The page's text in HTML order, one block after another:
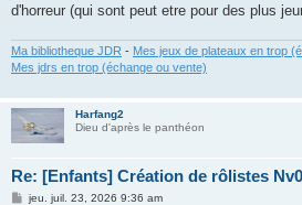
d'horreur (qui sont peut etre pour des plus
Ma bibliotheque JDR - Mes jeux de plateaux en trop
Mes jdrs en trop (échange ou vente)
Harfang2
Dieu d'après le panthéon
Re: [Enfants] Création de rôlistes Nv0
Mjeu. juil. 23, 2026 9:36 am